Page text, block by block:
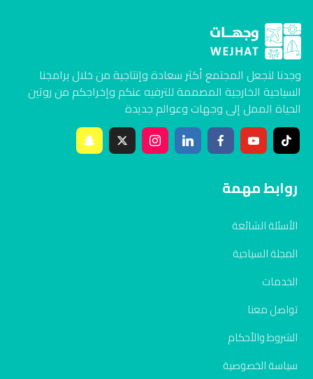
وجدنا لنجعل المجتمع أكثر سعادة وإنتاجية من خلال برامجنا
السياحية الخارجية المصممة للترفيه عنكم وإخراجكم من روتين
الحياة الممل إلى وجهات وعوالم جديدة
روابط مهمة
الأسئلة الشائعة
المجلة السياحية
الخدمات
تواصل معنا
الشروط والأحكام
سياسة الخصوصية